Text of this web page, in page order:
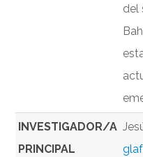
del
INVESTIGADOR/A
PRINCIPAL